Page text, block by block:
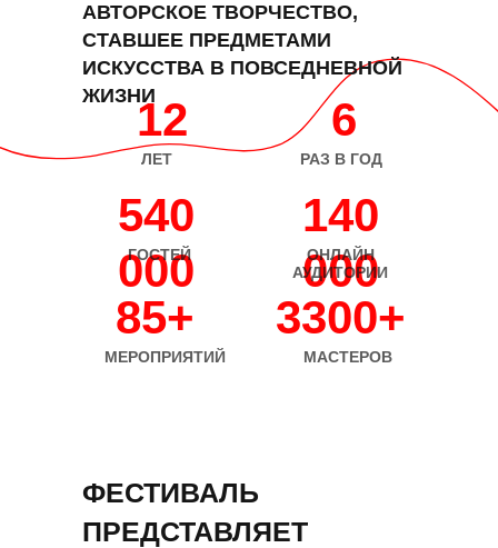
АВТОРСКОЕ ТВОРЧЕСТВО,
СТАВШЕЕ ПРЕДМЕТАМИ
ИСКУССТВА В ПОВСЕДНЕВНОЙ
ЖИЗНИ12
ЛЕТ
6
РАЗ В ГОД
540
000
ГОСТЕЙ
140
000
ОНЛАЙН
АУДИТОРИИ
85+
МЕРОПРИЯТИЙ
3300+
МАСТЕРОВ
ФЕСТИВАЛЬ
ПРЕДСТАВЛЯЕТ